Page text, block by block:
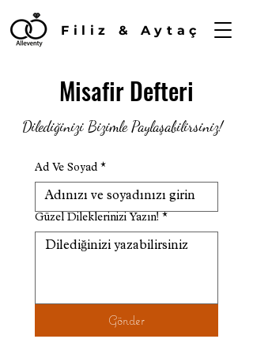
Filiz & Aytaç
Misafir Defteri
Dilediğinizi Bizimle Paylaşabilirsiniz!
Ad Ve Soyad *
Güzel Dileklerinizi Yazın! *
Gönder